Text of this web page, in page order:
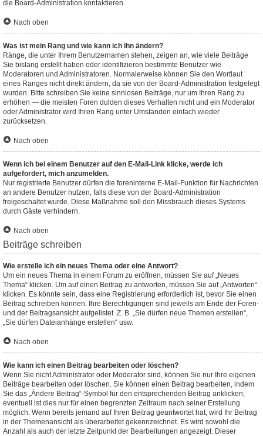
die Board-Administration kontaktieren.
Nach oben
Was ist mein Rang und wie kann ich ihn ändern?
Ränge, die unter Ihrem Benutzernamen stehen, zeigen an, wie viele Beiträge
Sie bislang erstellt haben oder identifizieren bestimmte Benutzer wie
Moderatoren und Administratoren. Normalerweise können Sie den Wortlaut
eines Ranges nicht direkt ändern, da sie von der Board-Administration festgelegt
wurden. Bitte schreiben Sie keine sinnlosen Beiträge, nur um Ihren Rang zu
erhöhen — die meisten Foren dulden dieses Verhalten nicht und ein Moderator
oder Administrator wird Ihren Rang unter Umständen einfach wieder
zurücksetzen.
Nach oben
Wenn ich bei einem Benutzer auf den E-Mail-Link klicke, werde ich
aufgefordert, mich anzumelden.
Nur registrierte Benutzer dürfen die foreninterne E-Mail-Funktion für Nachrichten
an andere Benutzer nutzen, falls diese von der Board-Administration
freigeschaltet wurde. Diese Maßnahme soll den Missbrauch dieses Systems
durch Gäste verhindern.
Nach oben
Beiträge schreiben
Wie erstelle ich ein neues Thema oder eine Antwort?
Um ein neues Thema in einem Forum zu eröffnen, müssen Sie auf „Neues
Thema“ klicken. Um auf einen Beitrag zu antworten, müssen Sie auf „Antworten“
klicken. Es könnte sein, dass eine Registrierung erforderlich ist, bevor Sie einen
Beitrag schreiben können. Ihre Berechtigungen sind jeweils am Ende der Foren-
und der Beitragsansicht aufgelistet. Z. B. „Sie dürfen neue Themen erstellen“,
„Sie dürfen Dateianhänge erstellen“ usw.
Nach oben
Wie kann ich einen Beitrag bearbeiten oder löschen?
Wenn Sie nicht Administrator oder Moderator sind, können Sie nur Ihre eigenen
Beiträge bearbeiten oder löschen. Sie können einen Beitrag bearbeiten, indem
Sie das „Ändere Beitrag“-Symbol für den entsprechenden Beitrag anklicken;
eventuell ist dies nur für einen begrenzten Zeitraum nach seiner Erstellung
möglich. Wenn bereits jemand auf Ihren Beitrag geantwortet hat, wird Ihr Beitrag
in der Themenansicht als überarbeitet gekennzeichnet. Es wird sowohl die
Anzahl als auch der letzte Zeitpunkt der Bearbeitungen angezeigt. Dieser